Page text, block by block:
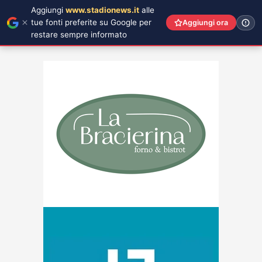
Aggiungi www.stadionews.it alle
tue fonti preferite su Google per
restare sempre informato
Aggiungi ora